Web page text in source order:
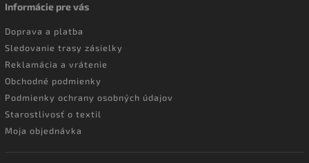
Informácie pre vás
Doprava a platba
Sledovanie trasy zásielky
Reklamácia a vrátenie
Obchodné podmienky
Podmienky ochrany osobných údajov
Starostlivosť o textil
Moja objednávka